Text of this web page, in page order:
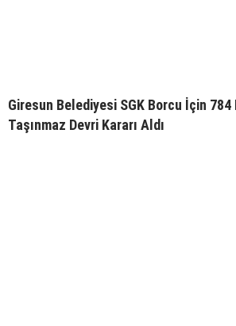
Giresun Belediyesi SGK Borcu İçin
Taşınmaz Devri Kararı Aldı